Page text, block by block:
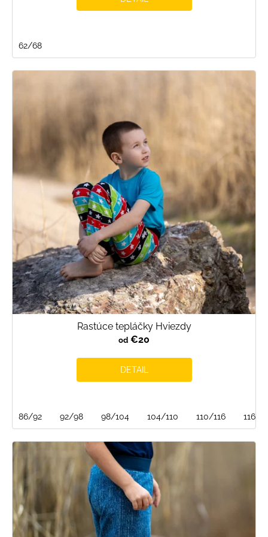
62/68
Rastúce tepláčky Hviezdy
od €20
DETAIL
86/92 92/98 98/104 104/110 110/116 116/